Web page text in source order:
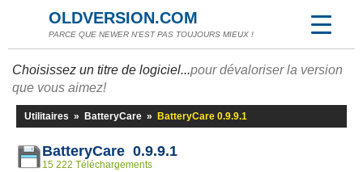
OLDVERSION.COM
PARCE QUE NEWER N'EST PAS TOUJOURS MIEUX !
Choisissez un titre de logiciel...pour dévaloriser la version
que vous aimez!
Utilitaires » BatteryCare » BatteryCare 0.9.9.1
BatteryCare 0.9.9.1
15 222 Téléchargements